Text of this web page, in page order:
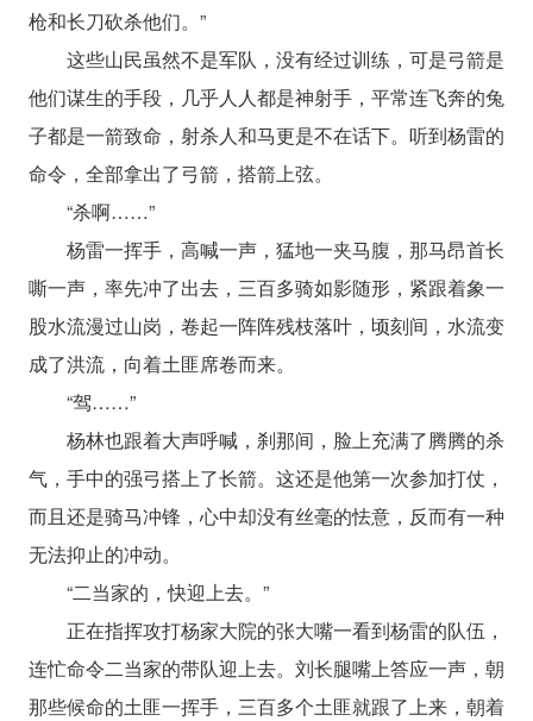
枪和长刀砍杀他们。”
这些山民虽然不是军队，没有经过训练，可是弓箭是
他们谋生的手段，几乎人人都是神射手，平常连飞奔的兔
子都是一箭致命，射杀人和马更是不在话下。听到杨雷的
命令，全部拿出了弓箭，搭箭上弦。
“杀啊……”
杨雷一挥手，高喊一声，猛地一夹马腹，那马昂首长
嘶一声，率先冲了出去，三百多骑如影随形，紧跟着象一
股水流漫过山岗，卷起一阵阵残枝落叶，顷刻间，水流变
成了洪流，向着土匪席卷而来。
“驾……”
杨林也跟着大声呼喊，刹那间，脸上充满了腾腾的杀
气，手中的强弓搭上了长箭。这还是他第一次参加打仗，
而且还是骑马冲锋，心中却没有丝毫的怯意，反而有一种
无法抑止的冲动。
“二当家的，快迎上去。”
正在指挥攻打杨家大院的张大嘴一看到杨雷的队伍，
连忙命令二当家的带队迎上去。刘长腿嘴上答应一声，朝
那些候命的土匪一挥手，三百多个土匪就跟了上来，朝着